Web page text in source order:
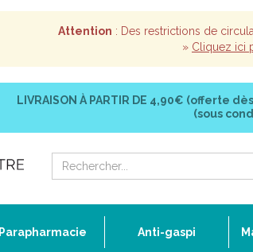
Attention : Des restrictions de
» Cliquez ici
LIVRAISON À PARTIR DE 4,90€ (offerte
(sous
Parapharmacie Anti-gaspi